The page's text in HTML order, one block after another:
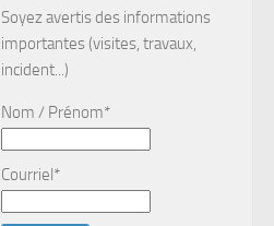
Soyez avertis des informations
importantes (visites, travaux,
incident...)
Nom / Prénom*
Courriel*